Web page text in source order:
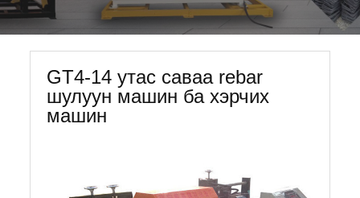
GT4-14 утас саваа rebar
шулуун машин ба хэрчих
машин